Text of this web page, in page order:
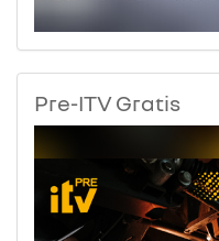
Pre-ITV Gratis